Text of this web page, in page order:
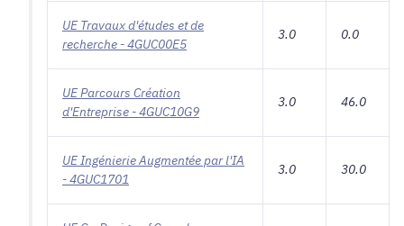
UE Travaux d'études et de
recherche - 4GUC00E5
3.0 0.0
UE Parcours Création
d'Entreprise - 4GUC10G9
3.0 46.0
UE Ingénierie Augmentée par l'IA
- 4GUC1701
3.0 30.0